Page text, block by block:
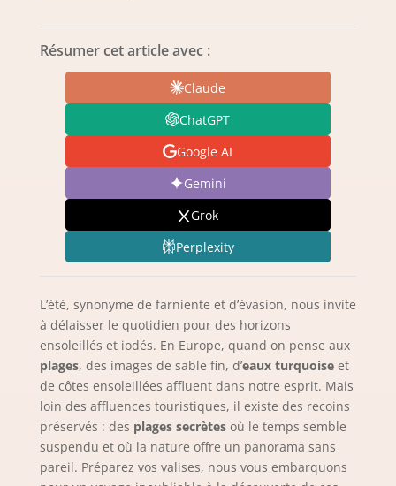
Résumer cet article avec :
Claude
ChatGPT
Google AI
Gemini
Grok
Perplexity
L’été, synonyme de farniente et d’évasion, nous invite
à délaisser le quotidien pour des horizons
ensoleillés et iodés. En Europe, quand on pense aux
plages, des images de sable fin, d’eaux turquoiseet
de côtes ensoleillées affluent dans notre esprit. Mais
loin des affluences touristiques, il existe des recoins
préservés : des plages secrètesoù le temps semble
suspendu et où la nature offre un panorama sans
pareil. Préparez vos valises, nous vous embarquons